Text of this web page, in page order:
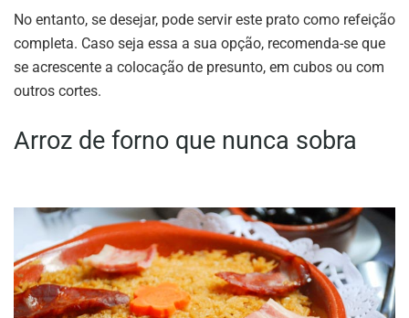
No entanto, se desejar, pode servir este prato como refeição
completa. Caso seja essa a sua opção, recomenda-se que
se acrescente a colocação de presunto, em cubos ou com
outros cortes.
Arroz de forno que nunca sobra